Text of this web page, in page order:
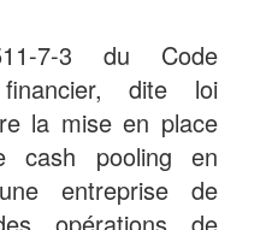
7-3 du Code
dite loi
la mise en place
cash pooling en
entreprise de